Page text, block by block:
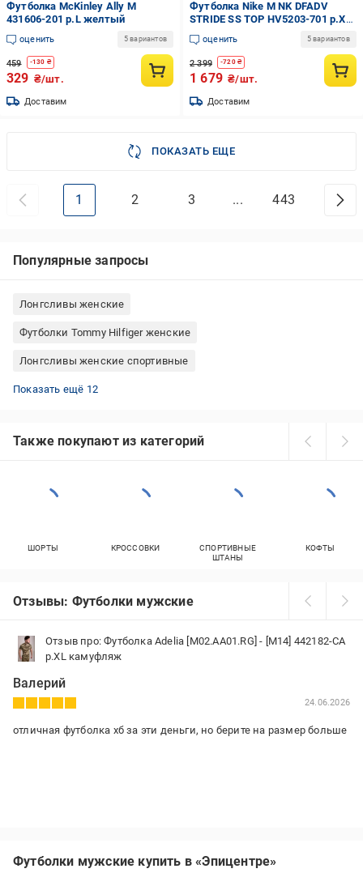
Футболка McKinley Ally M
431606-201 р.L желтый
оценить 5 вариантов
459 -130 ₴
329 ₴/шт.
Доставим
Футболка Nike M NK DFADV
STRIDE SS TOP HV5203-701 р.XL
желтый
оценить 5 вариантов
2 399 -720₴
1 679 ₴/шт.
Доставим
ПОКАЗАТЬ ЕЩЕ
1 2 3 ... 443
Популярные запросы
Лонгсливы женские
Футболки Tommy Hilfiger женские
Лонгсливы женские спортивные
Футболки оранжевые женские
Футболки Hugo Boss мужские
Футболки больших размеров мужские
Розовые лонгсливы
Лонгсливы Nike женские
Футболки New Balance мужские
Розовые футболки оверсайз
Футболки Tommy Hilfiger мужские
Футболки женские Polo Ralph Lauren
Женские футболки больших размеров (plus size)
Спортивные футболки женские
Зеленые футболки женские
Показать ещё 12
Также покупают из категорий
ШОРТЫ КРОССОВКИ
СПОРТИВНЫЕ
ШТАНЫ
КОФТЫ
Отзывы: Футболки мужские
Отзыв про: Футболка Adelia [M02.AA01.RG] - [M14] 442182-CA
р.XL камуфляж
Валерий
24.06.2026
отличная футболка хб за эти деньги, но берите на размер больше
Футболки мужские купить в «Эпицентре»